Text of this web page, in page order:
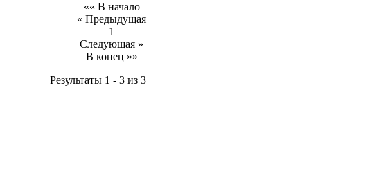
«« В начало
« Предыдущая
1
Следующая »
В конец »»
Результаты 1 - 3 из 3